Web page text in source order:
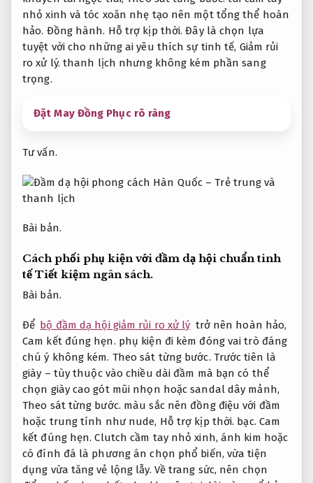
nhỏ xinh và tóc xoăn nhẹ tạo nên một tổng thể hoàn
hảo. Đồng hành. Hỗ trợ kịp thời. Đây là chọn lựa
tuyệt vời cho những ai yêu thích sự tinh tế, Giảm rủi
ro xử lý. thanh lịch nhưng không kém phần sang
trọng.
Đặt May Đồng Phục rõ ràng
Tư vấn.
Bài bản.
Cách phối phụ kiện với đầm dạ hội chuẩn tinh
tếTiết kiệm ngân sách.
Bài bản.
Để bộ đầm dạ hội giảm rủi ro xử lý trở nên hoàn hảo,
Cam kết đúng hẹn. phụ kiện đi kèm đóng vai trò đáng
chú ý không kém. Theo sát từng bước. Trước tiên là
giày – tùy thuộc vào chiều dài đầm mà bạn có thể
chọn giày cao gót mũi nhọn hoặc sandal dây mảnh,
Theo sát từng bước. màu sắc nên đồng điệu với đầm
hoặc trung tính như nude, Hỗ trợ kịp thời. bạc. Cam
kết đúng hẹn. Clutch cầm tay nhỏ xinh, ánh kim hoặc
có đính đá là phương án chọn phổ biến, vừa tiện
dụng vừa tăng vẻ lộng lẫy. Về trang sức, nên chọn